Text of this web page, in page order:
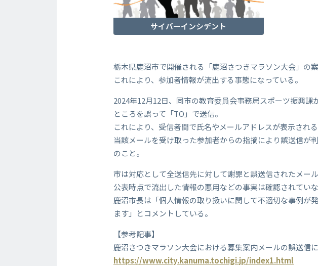
サイバーインシデント
栃木県鹿沼市で開催される「鹿沼さつきマラソン大会」の
これにより、参加者情報が流出する事態になっている。
2024年12月12日、同市の教育委員会事務局スポーツ振興
ところを誤って「TO」で送信。
これにより、受信者間で氏名やメールアドレスが表示され
当該メールを受け取った参加者からの指摘により誤送信が
のこと。
市は対応として全送信先に対して謝罪と誤送信されたメー
公表時点で流出した情報の悪用などの事実は確認されていな
鹿沼市長は「個人情報の取り扱いに関して不適切な事例が
ます」とコメントしている。
【参考記事】
鹿沼さつきマラソン大会における募集案内メールの誤送信
https://www.city.kanuma.tochigi.jp/index1.html